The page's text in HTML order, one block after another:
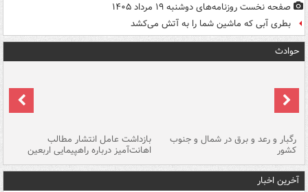
صفحه نخست روزنامه‌های دوشنبه ۱۹ مرداد ۱۴۰۵
بطری آبی که ماشین شما را به آتش می‌کشد
حوادث
رگبار و رعد و برق در شمال و جنوب
کشور
بازداشت عامل انتشار مطالب
اهانت‌آمیز درباره راهپیمایی اربعین
آخرین اخبار